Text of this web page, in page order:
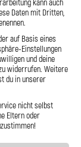
kann auch
Daten mit Dritten,
auf Basis eines
Einstellungen
und deine
widerrufen. Weitere
du in unserer
nicht selbst
Eltern oder